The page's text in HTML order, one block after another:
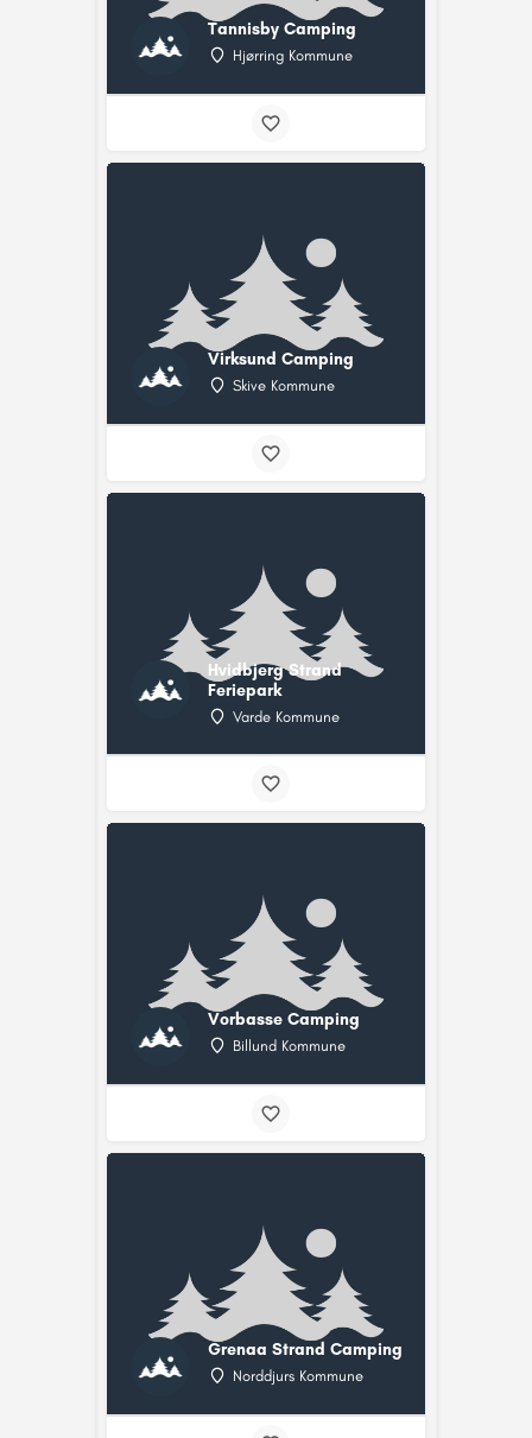
Tannisby Camping
Hjørring Kommune
Virksund Camping
Skive Kommune
Hvidbjerg Strand
Feriepark
Varde Kommune
Vorbasse Camping
Billund Kommune
Grenaa Strand Camping
Norddjurs Kommune